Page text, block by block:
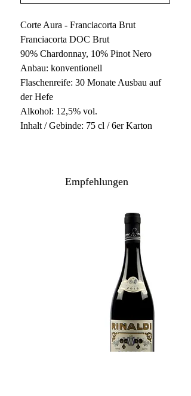
Corte Aura - Franciacorta Brut
Franciacorta DOC Brut
90% Chardonnay, 10% Pinot Nero
Anbau: konventionell
Flaschenreife: 30 Monate Ausbau auf
der Hefe
Alkohol: 12,5% vol.
Inhalt / Gebinde: 75 cl / 6er Karton
Empfehlungen